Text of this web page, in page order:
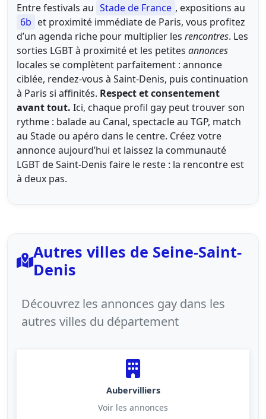
Entre festivals au Stade de France , expositions au
6b et proximité immédiate de Paris, vous profitez
d’un agenda riche pour multiplier les rencontres. Les
sorties LGBT à proximité et les petites annonces
locales se complètent parfaitement : annonce
ciblée, rendez-vous à Saint-Denis, puis continuation
à Paris si affinités. Respect et consentement
avant tout. Ici, chaque profil gay peut trouver son
rythme : balade au Canal, spectacle au TGP, match
au Stade ou apéro dans le centre. Créez votre
annonce aujourd’hui et laissez la communauté
LGBT de Saint-Denis faire le reste : la rencontre est
à deux pas.
Autres villes de Seine-Saint-
Denis
Découvrez les annonces gay dans les
autres villes du département
Aubervilliers
Voir les annonces